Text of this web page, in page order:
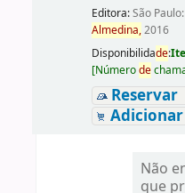
Editora:São Paulo:
Almedina,2016
Disponibilidade:
[Númerode
Reservar
Não
que